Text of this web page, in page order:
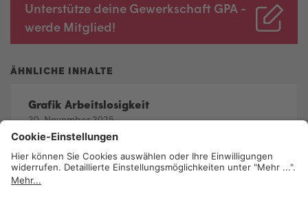
Unterstütze deine Gewerkschaft GPA -
werde Mitglied!
Grafik Arbeitslosigkeit
20. November 2025
Grafik: Sonntagsöffnung